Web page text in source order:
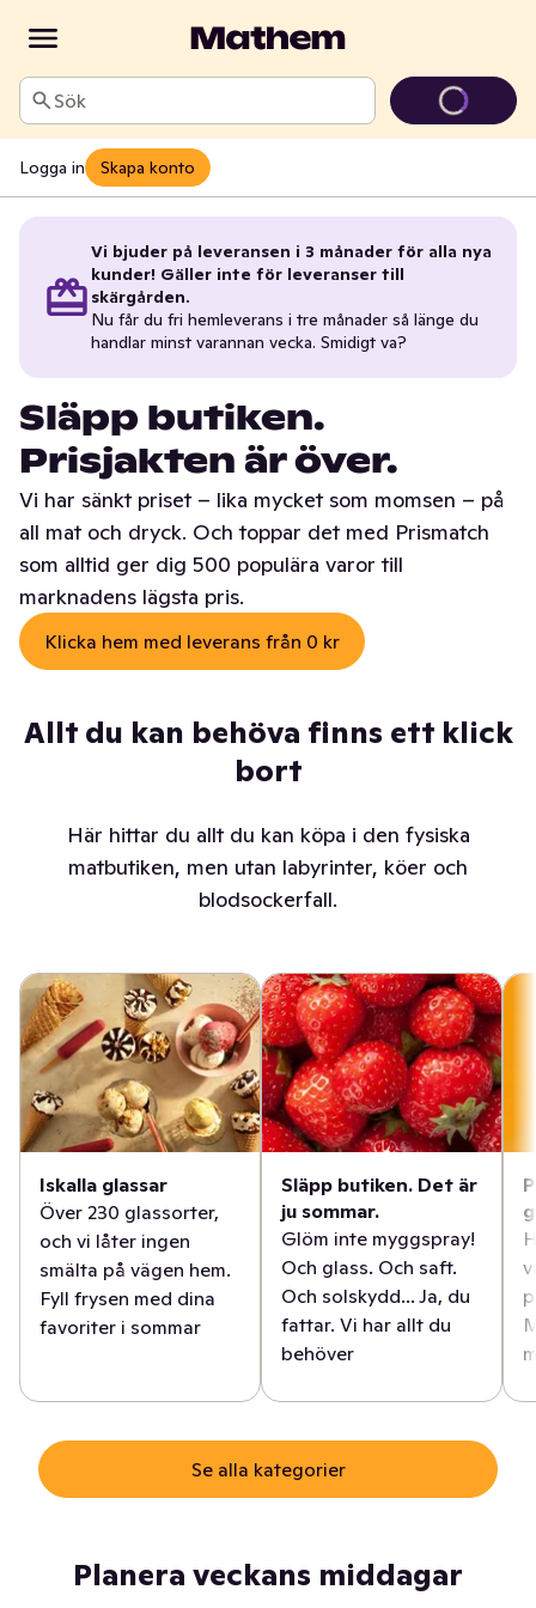
Sök
Logga in Skapa konto
Vi bjuder på leveransen i 3 månader för alla nya
kunder! Gäller inte för leveranser till
skärgården.
Nu får du fri hemleverans i tre månader så länge du
handlar minst varannan vecka. Smidigt va?
Släpp butiken.
Prisjakten är över.
Vi har sänkt priset – lika mycket som momsen – på
all mat och dryck. Och toppar det med Prismatch
som alltid ger dig 500 populära varor till
marknadens lägsta pris.
Klicka hem med leverans från 0 kr
Allt du kan behöva finns ett klick
bort
Här hittar du allt du kan köpa i den fysiska
matbutiken, men utan labyrinter, köer och
blodsockerfall.
Iskalla glassar
Över 230 glassorter,
och vi låter ingen
smälta på vägen hem.
Fyll frysen med dina
favoriter i sommar
Släpp butiken. Det är
ju sommar.
Glöm inte myggspray!
Och glass. Och saft.
Och solskydd... Ja, du
fattar. Vi har allt du
behöver
Se alla kategorier
Planera veckans middagar